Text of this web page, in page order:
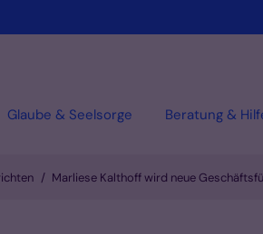
Glaube & Seelsorge Beratung &
Marliese Kalthoff wird neue